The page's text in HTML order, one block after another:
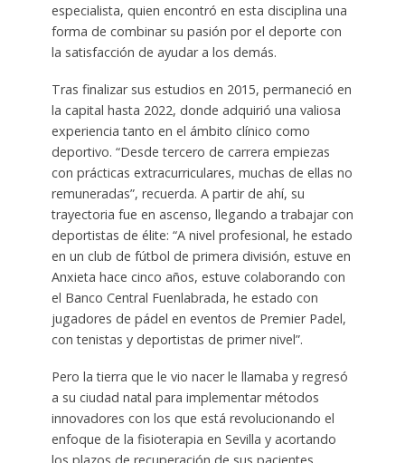
especialista, quien encontró en esta disciplina una
forma de combinar su pasión por el deporte con
la satisfacción de ayudar a los demás.
Tras finalizar sus estudios en 2015, permaneció en
la capital hasta 2022, donde adquirió una valiosa
experiencia tanto en el ámbito clínico como
deportivo. “Desde tercero de carrera empiezas
con prácticas extracurriculares, muchas de ellas no
remuneradas”, recuerda. A partir de ahí, su
trayectoria fue en ascenso, llegando a trabajar con
deportistas de élite: “A nivel profesional, he estado
en un club de fútbol de primera división, estuve en
Anxieta hace cinco años, estuve colaborando con
el Banco Central Fuenlabrada, he estado con
jugadores de pádel en eventos de Premier Padel,
con tenistas y deportistas de primer nivel”.
Pero la tierra que le vio nacer le llamaba y regresó
a su ciudad natal para implementar métodos
innovadores con los que está revolucionando el
enfoque de la fisioterapia en Sevilla y acortando